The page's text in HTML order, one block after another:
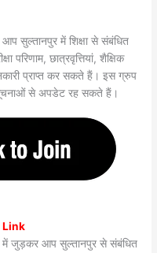
सुल्तानपुर में शिक्षा से संबंधित
परिणाम, छात्रवृत्तियां, शैक्षिक
प्राप्त कर सकते हैं। इस ग्रुप
से अपडेट रह सकते हैं।
Link
में जुड़कर आप सुल्तानपुर से संबंधित